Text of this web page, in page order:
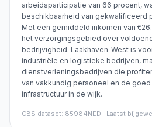
arbeidsparticipatie van 66 procent,
beschikbaarheid van gekwalificeerd
Met een gemiddeld inkomen van
het verzorgingsgebied over
bedrijvigheid. Laakhaven-West is
industriële en logistieke bedrijven,
dienstverleningsbedrijven die
van vakkundig personeel en de
infrastructuur in de wijk.
CBS dataset: 85984NED · Laatst